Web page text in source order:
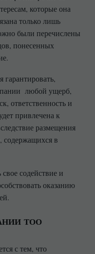
которые она
только лишь
были перечислены
понесенных
гарантировать,
любой ущерб,
ответственность и
привлечена к
размещения
содержащихся в
свое содействие и
оказанию
ТОО
с тем, что